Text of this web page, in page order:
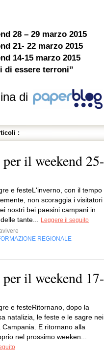
28 – 29 marzo 2015
21- 22 marzo 2015
14-15 marzo 2015
di essere terroni”
di
:
il weekend 25-
e festeL'inverno, con il tempo
non scoraggia i visitatori
nostri bei paesini campani in
tante...
Leggere il seguito
REGIONALE
il weekend 17-
e festeRitornano, dopo la
natalizia, le feste e le sagre nei
Campania. E ritornano alla
nel prossimo weeken...